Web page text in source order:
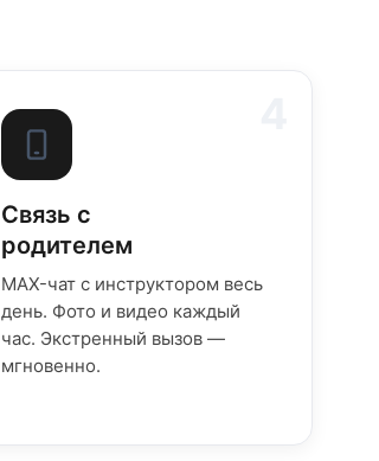
Связь с
родителем
MAX-чат с инструктором весь
день. Фото и видео каждый
час. Экстренный вызов —
мгновенно.